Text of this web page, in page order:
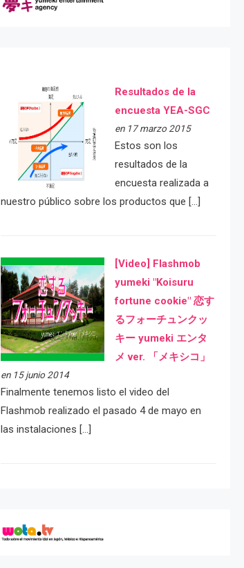
Resultados de la
encuesta YEA-SGC
en 17 marzo 2015
Estos son los
resultados de la
encuesta realizada a
nuestro público sobre los productos que […]
[Video] Flashmob
yumeki "Koisuru
fortune cookie" 恋す
るフォーチュンクッ
キー yumeki エンタ
メ ver. 「メキシコ」
en 15 junio 2014
Finalmente tenemos listo el video del
Flashmob realizado el pasado 4 de mayo en
las instalaciones […]